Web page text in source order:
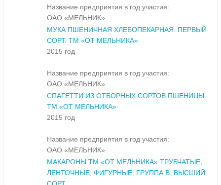
Название предприятия в год участия:
ОАО «МЕЛЬНИК»
МУКА ПШЕНИЧНАЯ ХЛЕБОПЕКАРНАЯ. ПЕРВЫЙ
СОРТ. ТМ «ОТ МЕЛЬНИКА»
2015 год
Название предприятия в год участия:
ОАО «МЕЛЬНИК»
СПАГЕТТИ ИЗ ОТБОРНЫХ СОРТОВ ПШЕНИЦЫ.
ТМ «ОТ МЕЛЬНИКА»
2015 год
Название предприятия в год участия:
ОАО «МЕЛЬНИК»
МАКАРОНЫ ТМ «ОТ МЕЛЬНИКА» ТРУБЧАТЫЕ,
ЛЕНТОЧНЫЕ, ФИГУРНЫЕ. ГРУППА В. ВЫСШИЙ